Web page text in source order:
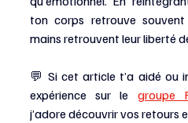
ton corps retrouve
mains retrouvent leur liberté
💬 Si cet article t’a aidé ou
expérience sur le groupe
j’adore découvrir vos retours